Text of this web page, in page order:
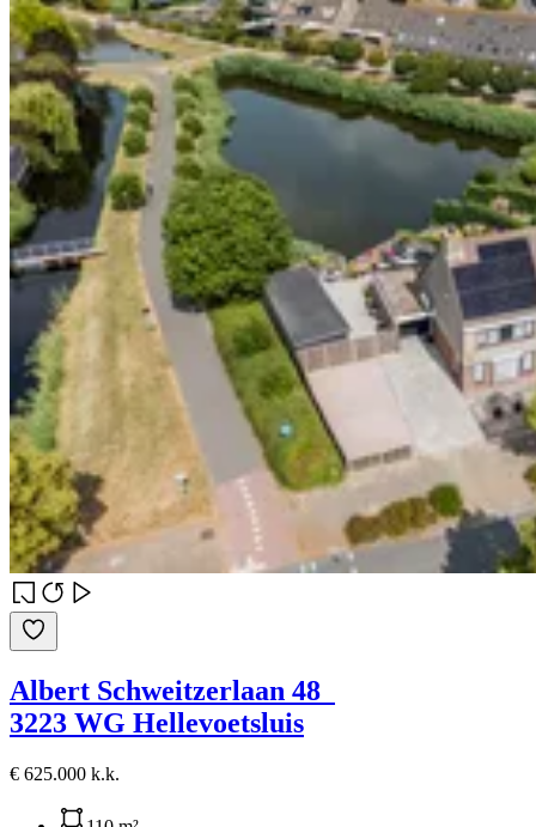
Albert Schweitzerlaan 48
3223 WG Hellevoetsluis
€ 625.000 k.k.